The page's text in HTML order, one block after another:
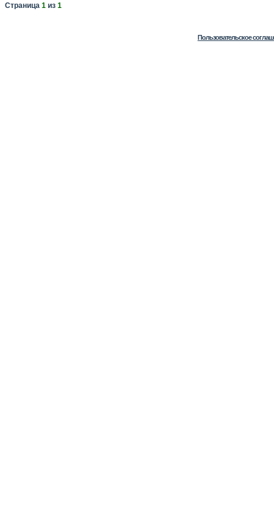
Страница 1 из 1
Пользовательское